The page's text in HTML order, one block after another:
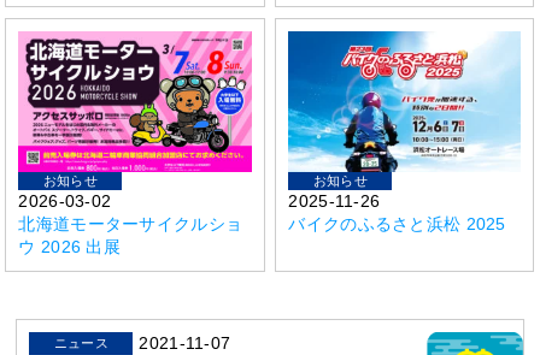
お知らせ
2026-03-02
北海道モーターサイクルショ
ウ 2026 出展
お知らせ
2025-11-26
バイクのふるさと浜松 2025
ニュース
2021-11-07